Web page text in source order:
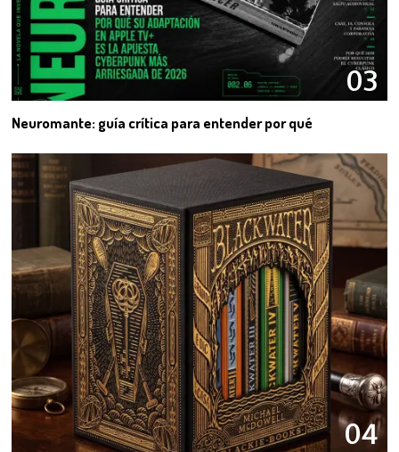
03
Neuromante: guía crítica para entender por qué
04